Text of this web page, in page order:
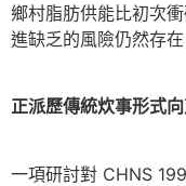
鄉村脂肪供能比初次
進缺乏的風險仍然存在
正派歷傳統炊事形式
一項研討對 CHNS